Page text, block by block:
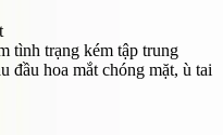
tình trạng kém tập trung
đầu hoa mắt chóng mặt, ù tai